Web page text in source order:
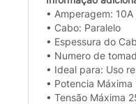
• Amperagem:
• Cabo: Paralelo
• Espessura do
• Numero de
• Ideal para: Uso
• Potencia
• Tensão Máxima